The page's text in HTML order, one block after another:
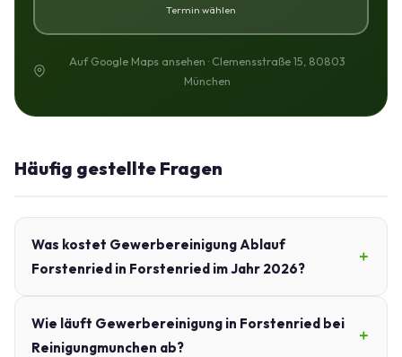
Termin wählen
Auf Google Maps ansehen · Clemensstraße 15, 80803
München
Häufig gestellte Fragen
Was kostet Gewerbereinigung Ablauf
Forstenried in Forstenried im Jahr 2026?
Wie läuft Gewerbereinigung in Forstenried bei
Reinigungmunchen ab?